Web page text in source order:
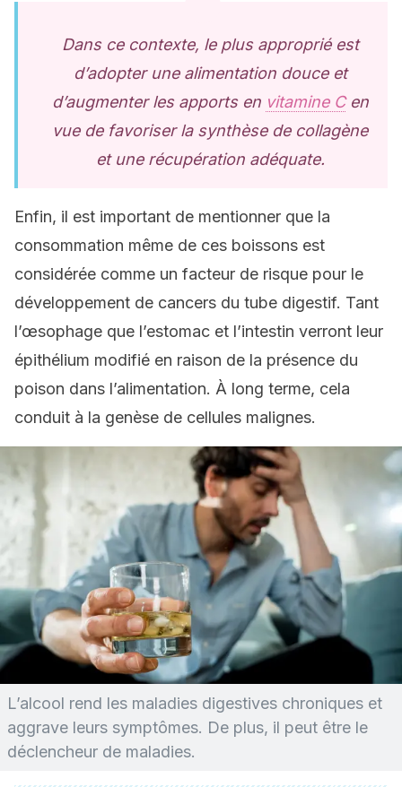
Dans ce contexte, le plus approprié est
d’adopter une alimentation douce et
d’augmenter les apports en vitamine Cen
vue de favoriser la synthèse de collagène
et une récupération adéquate.
Enfin, il est important de mentionner que la
consommation même de ces boissons est
considérée comme un facteur de risque pour le
développement de cancers du tube digestif. Tant
l’œsophage que l’estomac et l’intestin verront leur
épithélium modifié en raison de la présence du
poison dans l’alimentation. À long terme, cela
conduit à la genèse de cellules malignes.
L’alcool rend les maladies digestives chroniques et
aggrave leurs symptômes. De plus, il peut être le
déclencheur de maladies.